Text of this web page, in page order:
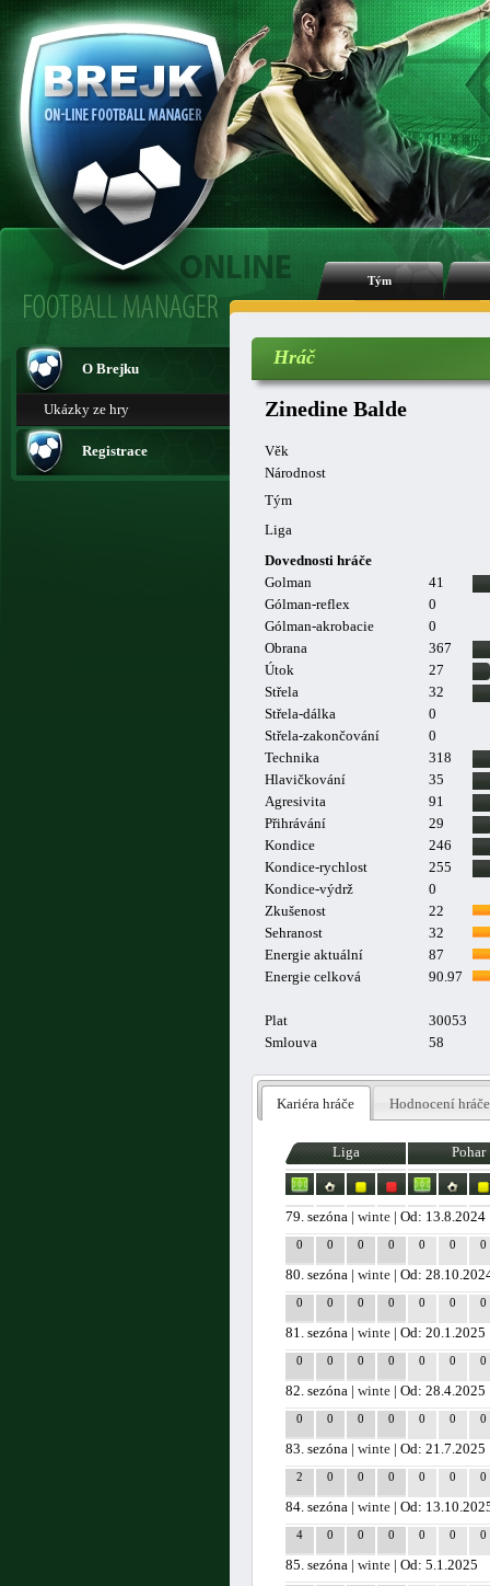
Tým
O Brejku
Ukázky ze hry
Registrace
Hráč
Zinedine Balde
Věk
Národnost
Tým
Liga
Dovednosti hráče
Golman
41
Gólman-reflex
0
Gólman-akrobacie
0
Obrana
367
Útok
27
Střela
32
Střela-dálka
0
Střela-zakončování
0
Technika
318
Hlavičkování
35
Agresivita
91
Přihrávání
29
Kondice
246
Kondice-rychlost
255
Kondice-výdrž
0
Zkušenost
22
Sehranost
32
Energie aktuální
87
Energie celková
90.97
Plat
30053
Smlouva
58
Kariéra hráče Hodnocení hráče
Liga Pohar
79. sezóna |winte | Od: 13.8.2024
0 0 0 0 0 0 0
80. sezóna |winte | Od:
0 0 0 0 0 0 0
81. sezóna |winte | Od: 20.1.2025
0 0 0 0 0 0 0
82. sezóna |winte | Od: 28.4.2025
0 0 0 0 0 0 0
83. sezóna |winte | Od: 21.7.2025
2 0 0 0 0 0 0
84. sezóna |winte | Od:
4 0 0 0 0 0 0
85. sezóna |winte | Od: 5.1.2025